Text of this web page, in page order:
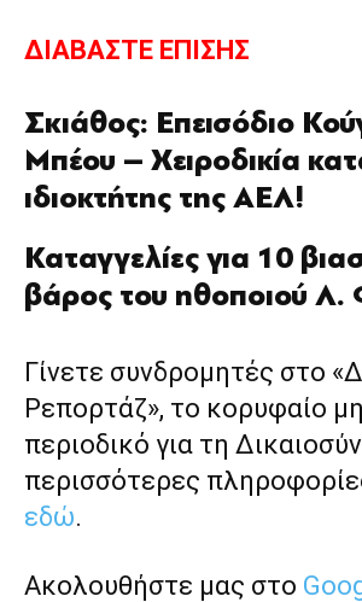
ΔΙΑΒΑΣΤΕ ΕΠΙΣΗΣ
Σκιάθος: Επεισόδιο
Μπέου – Χειροδικία
ιδιοκτήτης της ΑΕΛ!
Καταγγελίες για 10
βάρος του ηθοποιού Λ.
Γίνετε συνδρομητές στο
Ρεπορτάζ», το κορυφαίο
περιοδικό για τη
περισσότερες
εδώ.
Ακολουθήστε μας στο